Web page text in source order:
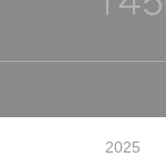
2025